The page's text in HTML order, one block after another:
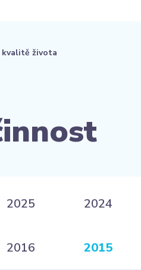
kvalitě života
2025 2024
2016 2015